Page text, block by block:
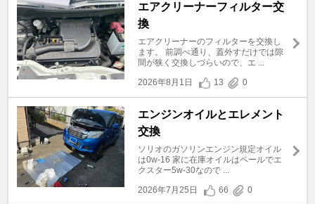
エアクリーナーフィルター交
換
エアクリーナーのフィルターを交換し
ます。 前調べ通り、蓋外すだけでは隙
間が狭く交換しづらいので、エ ...
2026年8月1日
13 0
エンジンオイルとエレメント
交換
ソリオのガソリンエンジン規定オイル
は0w-16 家に在庫オイルはペールでエ
クスター5w-30なので ...
2026年7月25日
66 0